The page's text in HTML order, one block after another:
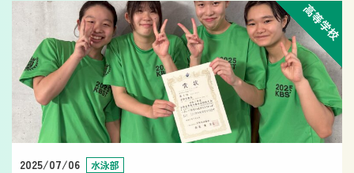
高等学校
2025/07/06 水泳部